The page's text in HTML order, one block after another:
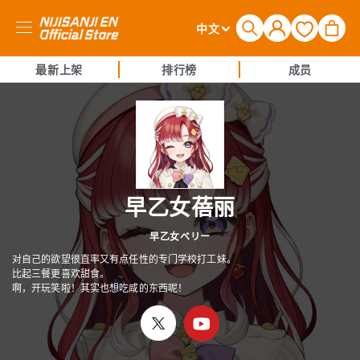
语
中文
登
录
物
最新上架
排行榜 成员
早乙女蓓丽
早乙女ベリー
对自己的欲望很直率又有点任性的专门学校打工妹。
比起三餐更喜欢甜食。
啊，开玩笑啦！其实也想吃咸的东西呢！